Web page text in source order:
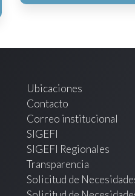
Ubicaciones
Contacto
Correo institucional
SIGEFI
SIGEFI Regionales
Transparencia
Solicitud de